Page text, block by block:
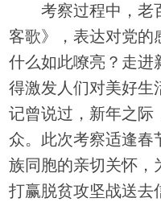
考察过程中，老
客歌》，表达对党的
什么如此嘹亮？走进
得激发人们对美好生
记曾说过，新年之际
众。此次考察适逢春
族同胞的亲切关怀，
打赢脱贫攻坚战送去